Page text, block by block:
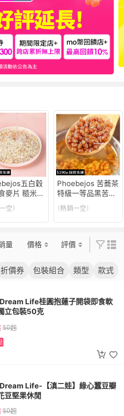
五白穀
麥片 糙米
麥 白蕓豆
麥 燕麥片
空)
Phoebejos 苦蕎茶
特級一等品黑苦蕎
茶 大凉山蕎麥茶
黑珍珠四川苦蕎茶
沖泡飲品
(熱銷一空)
量 價格 評價
折價券 包裝組合 類型 款式
Dream Life桂圓抱蓮子開袋即食軟
立包裝50克
$0起
Dream Life-【滇二娃】綠心蠶豆瓣
豆堅果休閒
$0起